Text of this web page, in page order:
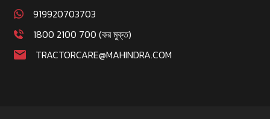
919920703703
1800 2100 700 (কর মুক্ত)
TRACTORCARE@MAHINDRA.COM